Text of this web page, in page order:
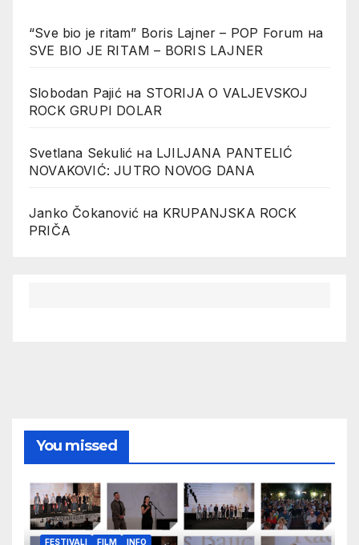
“Sve bio je ritam” Boris Lajner – POP Forum на
SVE BIO JE RITAM – BORIS LAJNER
Slobodan Pajićна STORIJA O VALJEVSKOJ
ROCK GRUPI DOLAR
Svetlana Sekulić на LJILJANA PANTELIĆ
NOVAKOVIĆ: JUTRO NOVOG DANA
Janko Čokanović на KRUPANJSKA ROCK
PRIČA
You missed
FESTIVALI FILM INFO